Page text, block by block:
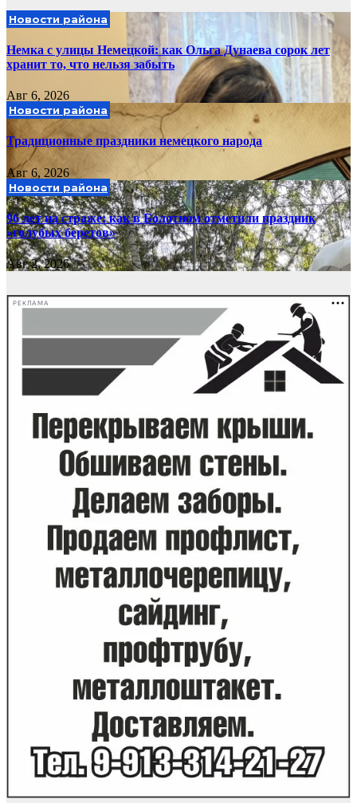
Новости района
Немка с улицы Немецкой: как Ольга Дунаева сорок лет
хранит то, что нельзя забыть
Авг 6, 2026
Новости района
Традиционные праздники немецкого народа
Авг 6, 2026
Новости района
96 лет на страже: как в Болотном отметили праздник
«голубых беретов»
Авг 2, 2026
РЕКЛАМА